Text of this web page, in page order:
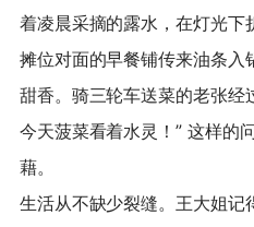
着凌晨采摘的露水，在灯光下
摊位对面的早餐铺传来油条入
甜香。骑三轮车送菜的老张经
今天菠菜看着水灵！” 这样的
藉。
生活从不缺少裂缝。王大姐记